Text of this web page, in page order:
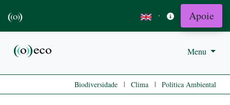
· Apoie
Menu
Biodiversidade | Clima | Politica Ambiental